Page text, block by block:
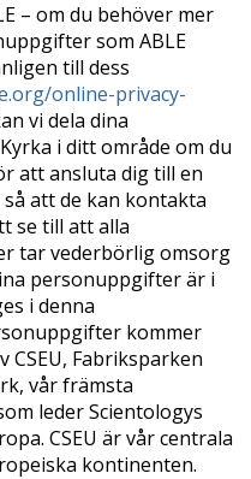
– om du behöver mer
som ABLE
till dess
online-privacy-
vi dela dina
i ditt område om du
att ansluta dig till en
att de kan kontakta
se till att alla
tar vederbörlig omsorg
personuppgifter är i
i denna
kommer
CSEU, Fabriksparken
vår främsta
leder Scientologys
CSEU är vår centrala
kontinenten.